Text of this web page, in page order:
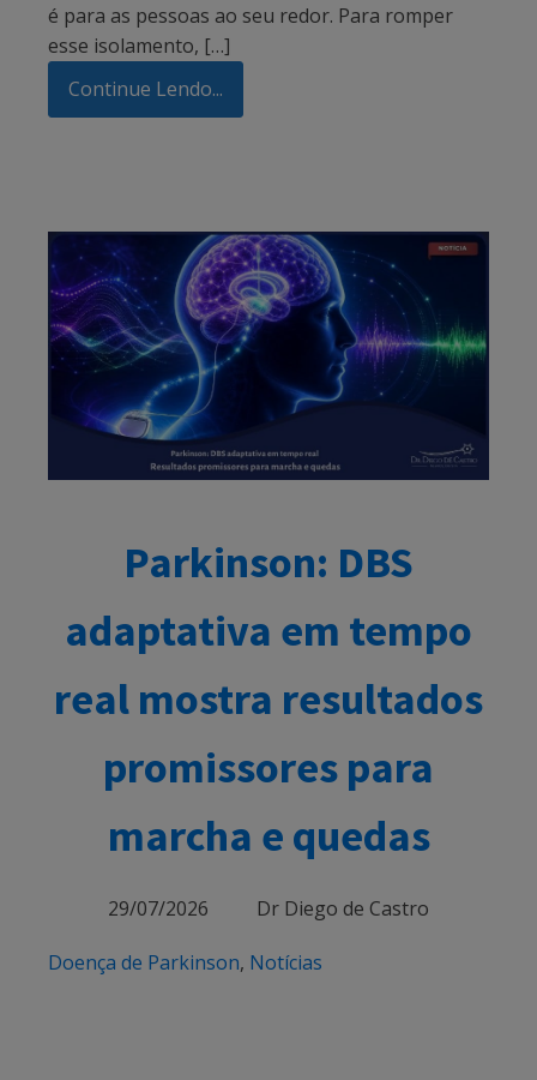
é para as pessoas ao seu redor. Para romper
esse isolamento, […]
Continue Lendo...
Parkinson: DBS
adaptativa em tempo
real mostra resultados
promissores para
marcha e quedas
29/07/2026 Dr Diego de Castro
Doença de Parkinson, Notícias